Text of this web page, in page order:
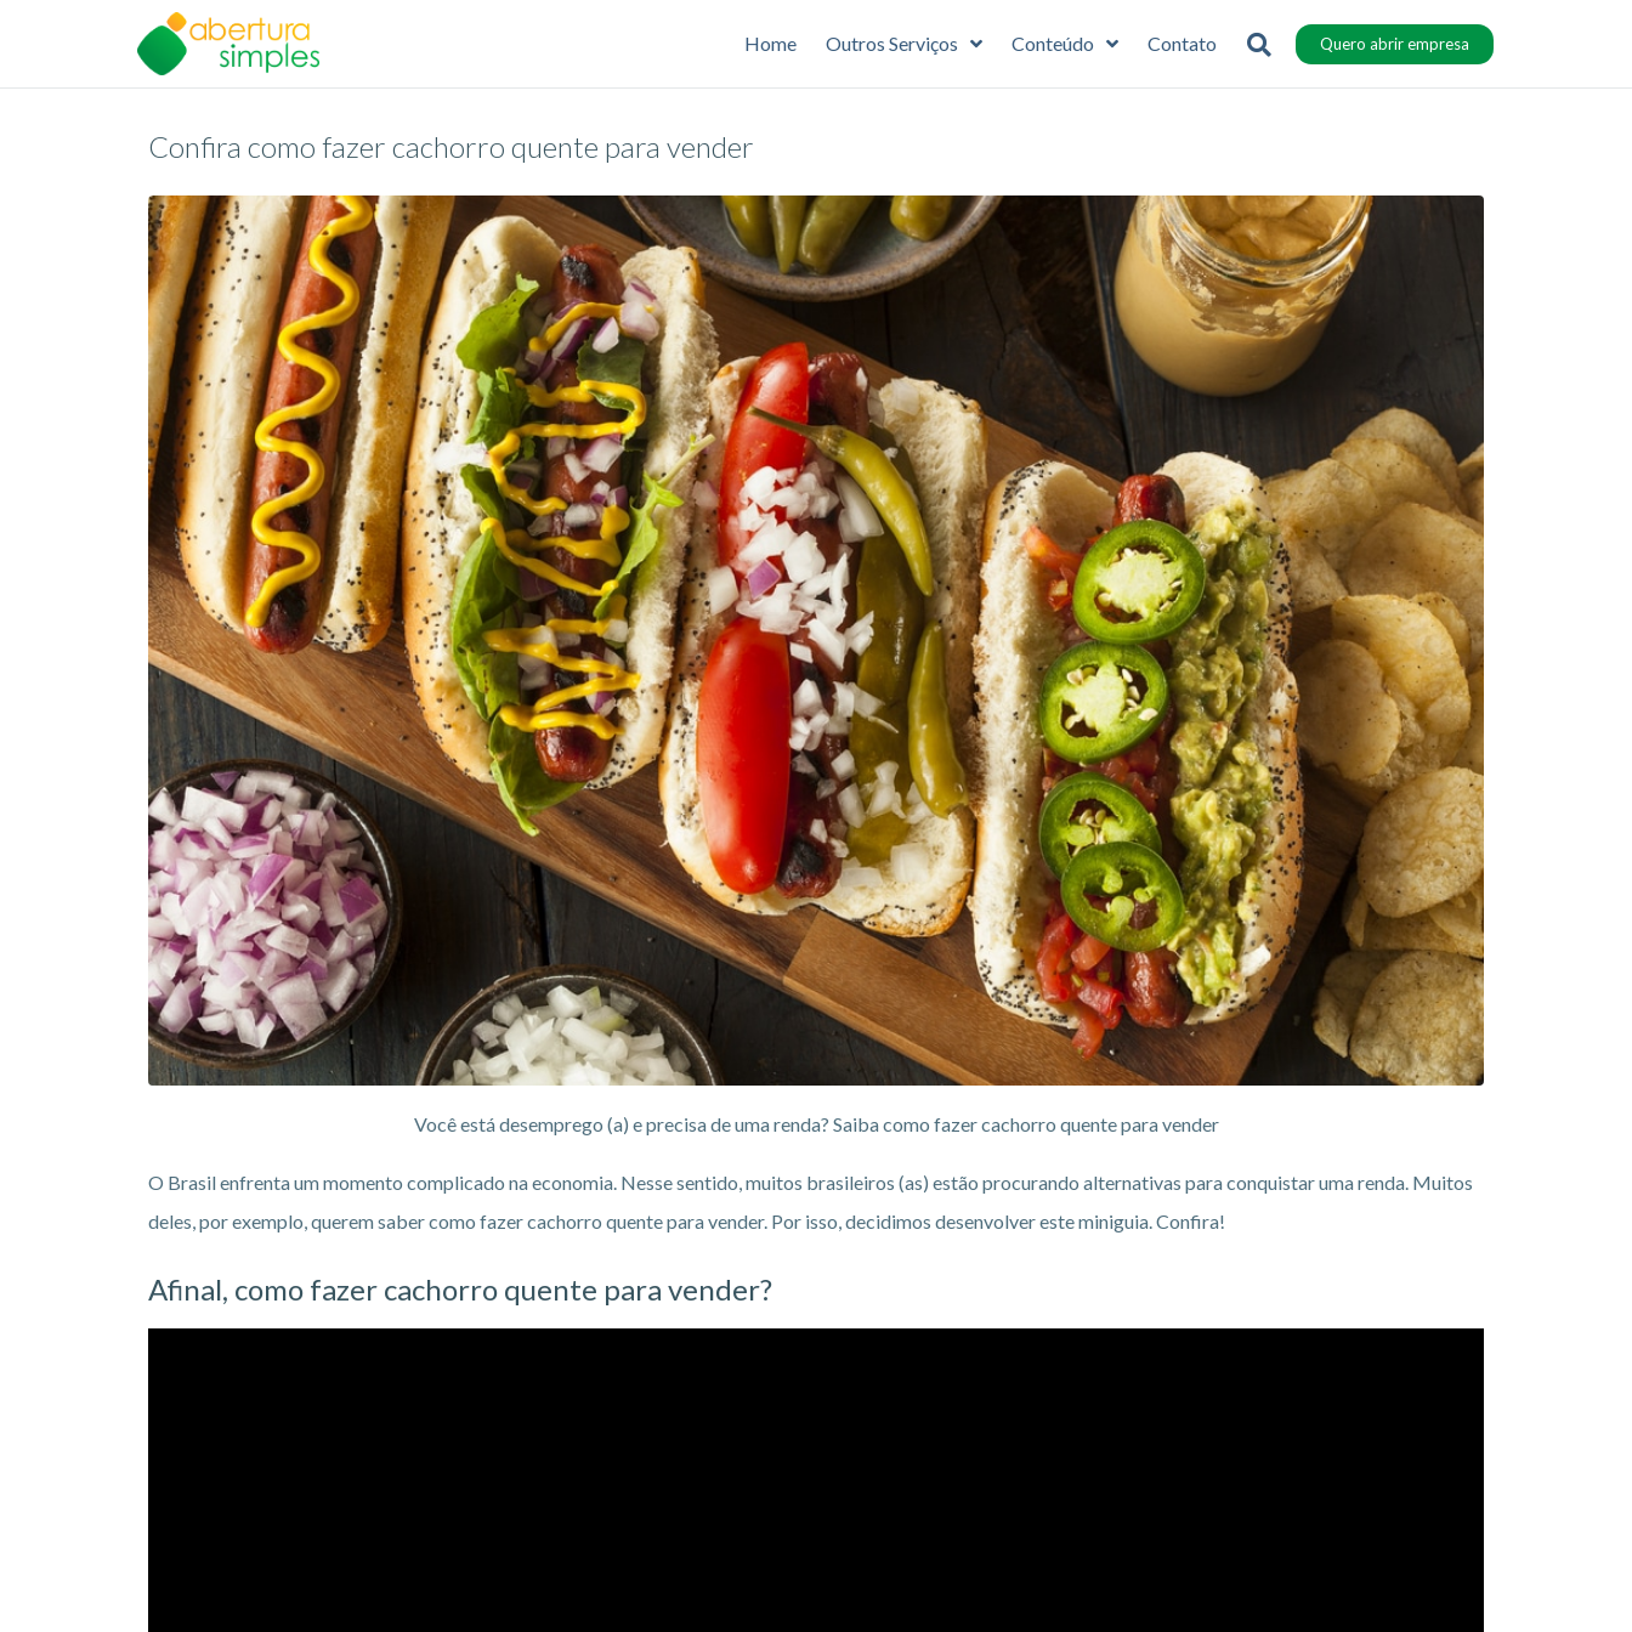
Home Outros Serviços Conteúdo Contato Quero abrir empresa
Confira como fazer cachorro quente para vender
Você está desemprego (a) e precisa de uma renda? Saiba como fazer cachorro quente para vender
O Brasil enfrenta um momento complicado na economia. Nesse sentido, muitos brasileiros (as) estão procurando alternativas para conquistar uma renda. Muitos
deles, por exemplo, querem saber como fazer cachorro quente para vender. Por isso, decidimos desenvolver este miniguia. Confira!
Afinal, como fazer cachorro quente para vender?